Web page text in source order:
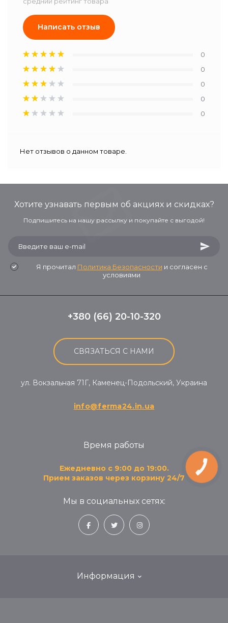
Написать отзыв
0
0
0
0
0
Нет отзывов о данном товаре.
Хотите узнавать первым об акциях и скидках?
Подпишитесь на нашу рассылку и покупайте с выгодой!
Я прочитал Политика Безопасности и согласен с
условиями
+380 (66) 20-10-320
СВЯЗАТЬСЯ С НАМИ
ул. Вокзальная 71Г, Каменец-Подольский, Украина
info@ferma24.in.ua
Информация
Время работы
Ежедневно с 9:00 до 19:00.
Прием заказов через корзину 24/7
Мы в социальных сетях:
КНОПКА
ЗВ'ЯЗКУ